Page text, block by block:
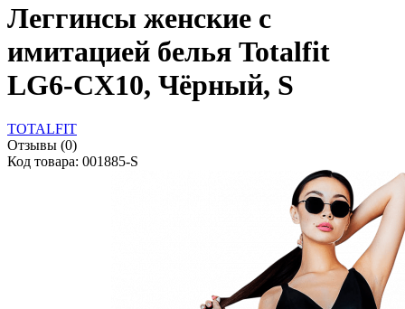
Леггинсы женские с
имитацией белья Totalfit
LG6-CX10, Чёрный, S
TOTALFIT
Отзывы (0)
Код товара: 001885-S